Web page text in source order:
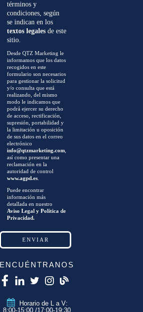
términos y
condiciones, según
se indican en los
textos legales de este
sitio.
Desde QTZ Marketing le
informamos que los datos
recogidos en este
formulario son necesarios
para gestionar la solicitud
y/o consulta que está
realizando, del mismo
modo le indicamos que
podrá ejercer su derecho
de acceso, rectificación,
supresión, portabilidad y
la limitación u oposición
de sus datos en el correo
electrónico
info@qtzmarketing.com
así como presentar una
reclamación en la
autoridad de control
www.agpd.es
Puede encontrar
información más
detallada en nuestro
Aviso Legal y Política de
Privacidad.
ENCUÉNTRANOS
Horario de L a V:
8:00-15:00 /17:00-19:30